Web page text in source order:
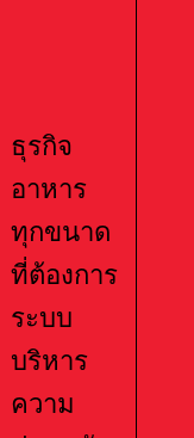
ธุรกิจ
อาหาร
ทุกขนาด
ที่ต้องการ
ระบบ
บริหาร
ความ